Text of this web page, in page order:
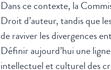
Dans ce contexte, la
Droit d’auteur, tandis que
de raviver les divergences
Définir aujourd’hui une
intellectuel et culturel des